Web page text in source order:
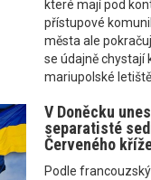
které mají pod
přístupové
města ale
se údajně chystají
mariupolské
V Doněcku
separatisté
Červeného
Podle